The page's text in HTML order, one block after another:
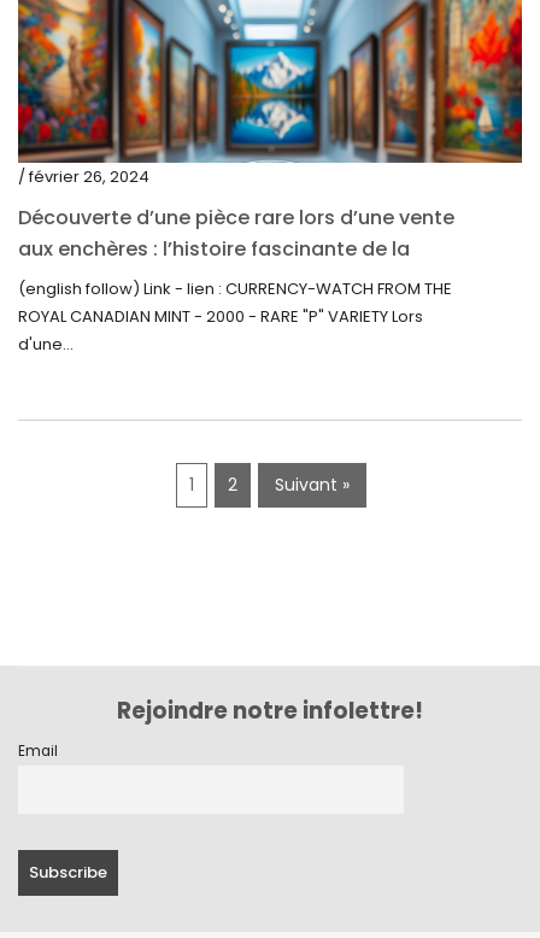
mai 2020
mars 2020
février 2020
décembre 2019
octobre 2019
septembre 2019
juin 2019
avril 2019
/ février 26, 2024
Découverte d’une pièce rare lors d’une vente
aux enchères : l’histoire fascinante de la
Monnaie-Montre de la Monnaie Royale du
Canada (2000) Rare Variété « P »
(english follow) Link - lien : CURRENCY-WATCH FROM THE
ROYAL CANADIAN MINT - 2000 - RARE "P" VARIETY Lors
d'une...
1 2 Suivant »
Rejoindre notre infolettre!
Email